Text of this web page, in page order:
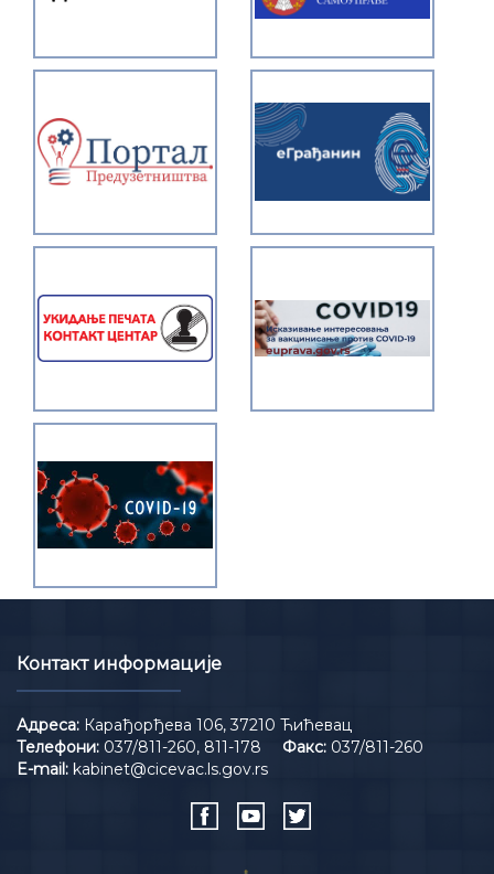
Контакт информације
Адреса: Карађорђева 106, 37210 Ћићевац
Телефони: 037/811-260, 811-178 Факс: 037/811-260
E-mail: kabinet@cicevac.ls.gov.rs